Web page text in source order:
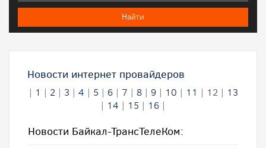
Новости интернет провайдеров
| 1 | 2| 3 | 4 | 5 | 6| 7 | 8| 9| 10 | 11 | 12| 13
| 14 | 15 | 16 |
Новости Байкал-ТрансТелеКом: